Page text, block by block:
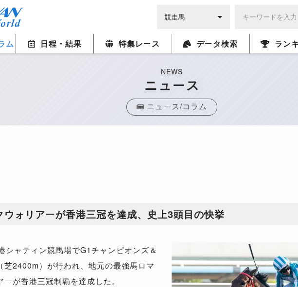
ム 日程・結果 特集レース データ検索 ラン
NEWS
ニュース
ニュース/コラム
ウォリアーが香港三冠を達成、史上3頭目の快挙
ャティン競馬場でG1チャンピオンズ＆
芝2400m）が行われ、地元の最強馬ロマ
が香港三冠制覇を達成した。